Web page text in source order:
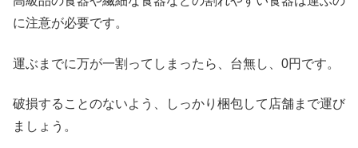
に注意が必要です。
運ぶまでに万が一割ってしまったら、台無し、0円です。
破損することのないよう、しっかり梱包して店舗まで運び
ましょう。